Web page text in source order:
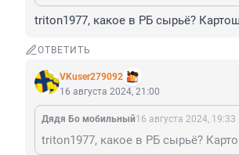
triton1977, какое в РБ сырьё?
ОТВЕТИТЬ
VKuser279092
16 августа 2024, 21:00
Дядя Бо мобильный16 августа 2024, 19:33
triton1977, какое в РБ сырьё?